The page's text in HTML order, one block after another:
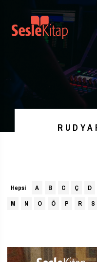
Hepsi A B C Ç D
M
N O Ö P R S